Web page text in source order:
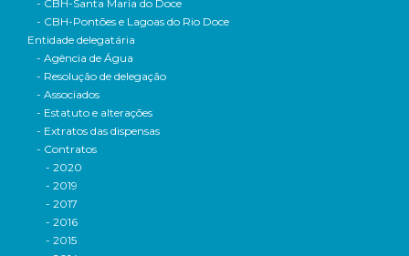
- CBH-Santa Maria do Doce
- CBH-Pontões e Lagoas do Rio Doce
Entidade delegatária
- Agência de Água
- Resolução de delegação
- Associados
- Estatuto e alterações
- Extratos das dispensas
- Contratos
- 2020
- 2019
- 2017
- 2016
- 2015